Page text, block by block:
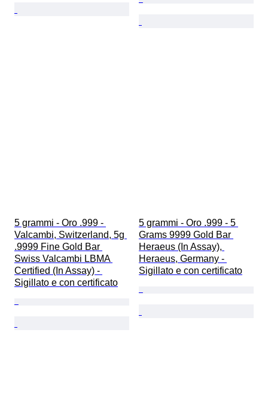
5 grammi - Oro .999 -
Valcambi, Switzerland, 5g
.9999 Fine Gold Bar
Swiss Valcambi LBMA
Certified (In Assay) -
Sigillato e con certificato
5 grammi - Oro .999 - 5
Grams 9999 Gold Bar
Heraeus (In Assay),
Heraeus, Germany -
Sigillato e con certificato